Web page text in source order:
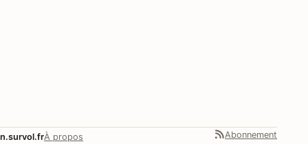
n.survol.frÀ propos Abonnement